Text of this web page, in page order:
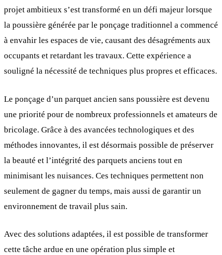
projet ambitieux s’est transformé en un défi majeur lorsque
la poussière générée par le ponçage traditionnel a commencé
à envahir les espaces de vie, causant des désagréments aux
occupants et retardant les travaux. Cette expérience a
souligné la nécessité de techniques plus propres et efficaces.
Le ponçage d’un parquet ancien sans poussière est devenu
une priorité pour de nombreux professionnels et amateurs de
bricolage. Grâce à des avancées technologiques et des
méthodes innovantes, il est désormais possible de préserver
la beauté et l’intégrité des parquets anciens tout en
minimisant les nuisances. Ces techniques permettent non
seulement de gagner du temps, mais aussi de garantir un
environnement de travail plus sain.
Avec des solutions adaptées, il est possible de transformer
cette tâche ardue en une opération plus simple et